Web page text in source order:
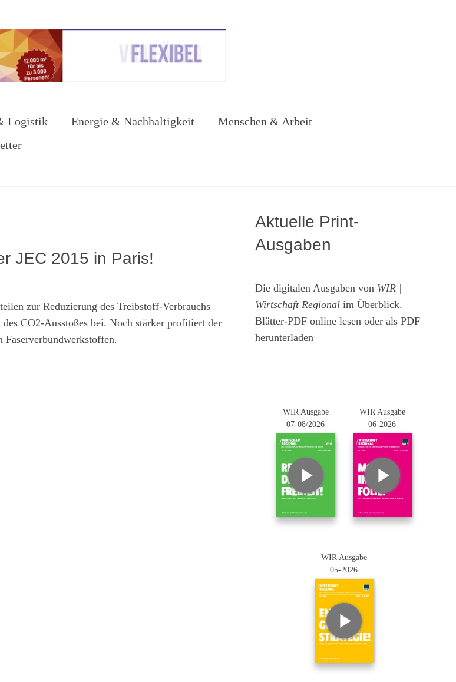
Logistik Energie & Nachhaltigkeit
Menschen & Arbeit
JEC 2015 in Paris!
zur Reduzierung des Treibstoff-Verbrauchs
CO2-Ausstoßes bei. Noch stärker profitiert der
Aktuelle Print-
Ausgaben
Die digitalen Ausgaben von WIR |
Wirtschaft Regional im Überblick.
Blätter-PDF online lesen oder als PDF
herunterladen
WIR Ausgabe
07-08/2026
WIR Ausgabe
06-2026
WIR Ausgabe
05-2026